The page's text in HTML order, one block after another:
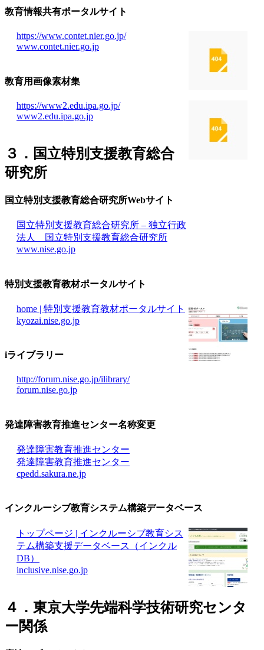
教育情報共有ポータルサイト
https://www.contet.nier.go.jp/
www.contet.nier.go.jp
教育用画像素材集
https://www2.edu.ipa.go.jp/
www2.edu.ipa.go.jp
３．国立特別支援教育総合
研究所
国立特別支援教育総合研究所Webサイト
国立特別支援教育総合研究所 – 独立行政
法人 国立特別支援教育総合研究所
www.nise.go.jp
特別支援教育教材ポータルサイト
home | 特別支援教育教材ポータルサイト
kyozai.nise.go.jp
iライブラリー
http://forum.nise.go.jp/ilibrary/
forum.nise.go.jp
発達障害教育推進センター名称変更
発達障害教育推進センター
発達障害教育推進センター
cpedd.sakura.ne.jp
インクルーシブ教育システム構築データベース
トップページ | インクルーシブ教育シス
テム構築支援データベース（インクル
DB）
inclusive.nise.go.jp
４．東京大学先端科学技術研究センタ
ー関係